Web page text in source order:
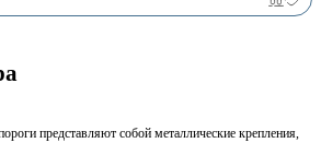
представляют собой металлические крепления,